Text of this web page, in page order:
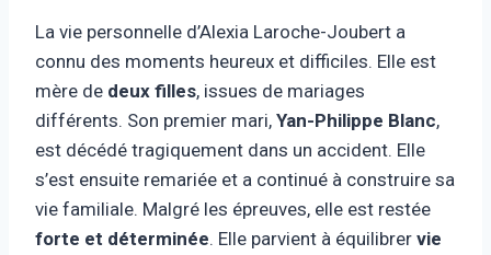
La vie personnelle d’Alexia Laroche-Joubert a
connu des moments heureux et difficiles. Elle est
mère de deux filles, issues de mariages
différents. Son premier mari, Yan-Philippe Blanc,
est décédé tragiquement dans un accident. Elle
s’est ensuite remariée et a continué à construire sa
vie familiale. Malgré les épreuves, elle est restée
forte et déterminée. Elle parvient à équilibrer vie